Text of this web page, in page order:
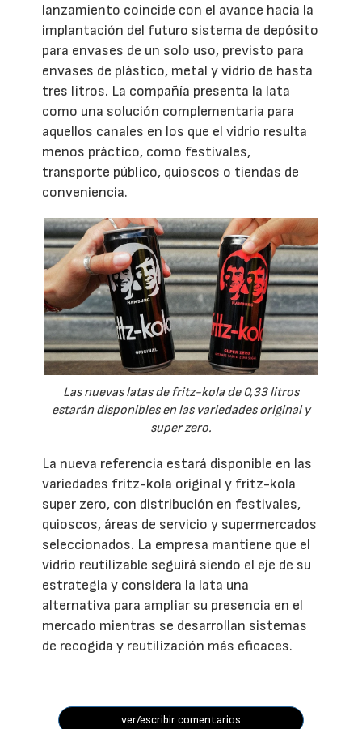
lanzamiento coincide con el avance hacia la
implantación del futuro sistema de depósito
para envases de un solo uso, previsto para
envases de plástico, metal y vidrio de hasta
tres litros. La compañía presenta la lata
como una solución complementaria para
aquellos canales en los que el vidrio resulta
menos práctico, como festivales,
transporte público, quioscos o tiendas de
conveniencia.
Las nuevas latas de fritz-kola de 0,33 litros
estarán disponibles en las variedades original y
super zero.
La nueva referencia estará disponible en las
variedades fritz-kola original y fritz-kola
super zero, con distribución en festivales,
quioscos, áreas de servicio y supermercados
seleccionados. La empresa mantiene que el
vidrio reutilizable seguirá siendo el eje de su
estrategia y considera la lata una
alternativa para ampliar su presencia en el
mercado mientras se desarrollan sistemas
de recogida y reutilización más eficaces.
ver/escribir comentarios